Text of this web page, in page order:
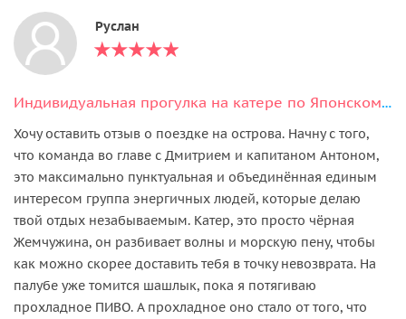
Руслан
Индивидуальная прогулка на катере по Японскому морю
Хочу оставить отзыв о поездке на острова. Начну с того,
что команда во главе с Дмитрием и капитаном Антоном,
это максимально пунктуальная и объединённая единым
интересом группа энергичных людей, которые делаю
твой отдых незабываемым. Катер, это просто чёрная
Жемчужина, он разбивает волны и морскую пену, чтобы
как можно скорее доставить тебя в точку невозврата. На
палубе уже томится шашлык, пока я потягиваю
прохладное ПИВО. А прохладное оно стало от того, что